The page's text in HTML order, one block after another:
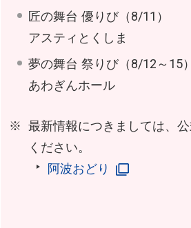
匠の舞台 優りび（8/11）
アスティとくしま
夢の舞台 祭りび（8/12～15）
あわぎんホール
最新情報につきましては、
ください。
阿波おどり